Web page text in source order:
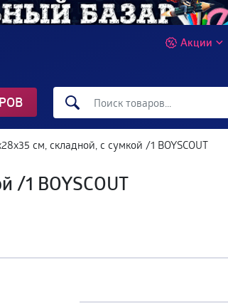
Акции
см, складной, с сумкой /1 BOYSCOUT
/1 BOYSCOUT